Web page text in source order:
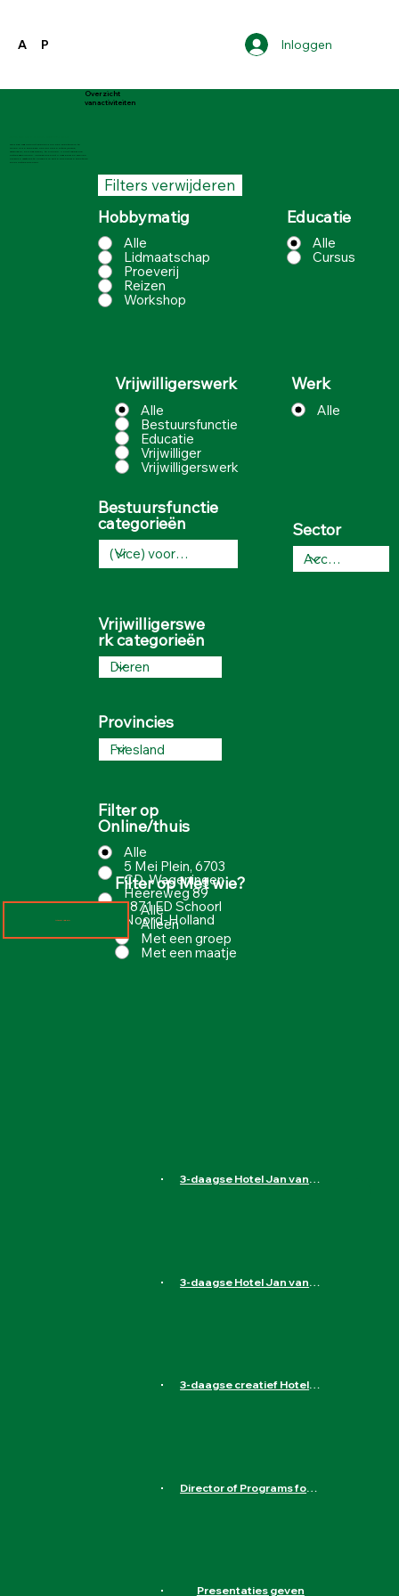
A P Inloggen
Overzicht
van activiteiten
Filters verwijderen
Op deze pagina kunt zoeken door een zoekterm in te
vullen in de zoekbalk of door op de filters (cursus,
vrijwilliger, en dergelijke) te klikken. U kunt meerdere
opties aanklikken. Vervolgens kunt u naar benden scrollen
om bij de vacatures te komen die bij de behorende zoekterm
en/of opties behoren.
Hobbymatig
Alle
Lidmaatschap
Proeverij
Reizen
Workshop
Educatie
Alle
Cursus
Vrijwilligerswerk
Alle
Bestuursfunctie
Educatie
Vrijwilliger
Vrijwilligerswerk
Werk
Alle
Vrijwilligerswe
rk categorieën
Bestuursfunctie
categorieën
Provincies
Filter op
Online/thuis
Alle
5 Mei Plein, 6703
CD, Wageningen
Heereweg 89
1871 ED Schoorl
Noord-Holland
Filter op Met wie?
Alle
Alleen
Met een groep
Met een maatje
Sector
3-daagse Hotel Jan van Scorel in Schoorl
3-daagse Hotel Jan van Scorel in Schoorl
3-daagse creatief Hotel de Wereld in Wageningen
Director of Programs for Liliane Fonds
Presentaties geven